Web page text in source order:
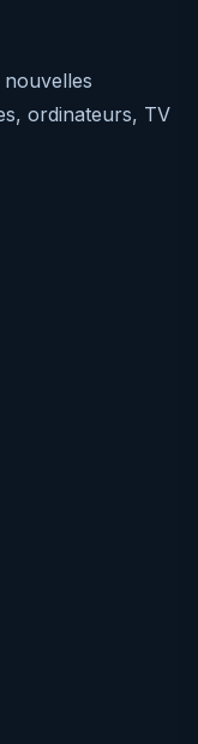
ordinateurs, TV